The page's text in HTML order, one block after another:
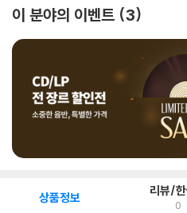
이 분야의 이벤트 3
상품정보 리뷰/
0